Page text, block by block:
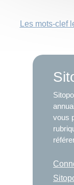
Les mots-clef
vous